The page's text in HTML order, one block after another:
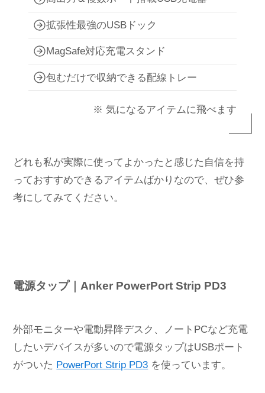
拡張性最強のUSBドック
MagSafe対応充電スタンド
包むだけで収納できる配線トレー
※ 気になるアイテムに飛べます
どれも私が実際に使ってよかったと感じた自信を持
っておすすめできるアイテムばかりなので、ぜひ参
考にしてみてください。
電源タップ｜Anker PowerPort Strip PD3
外部モニターや電動昇降デスク、ノートPCなど充電
したいデバイスが多いので電源タップはUSBポート
がついた PowerPort Strip PD3 を使っています。